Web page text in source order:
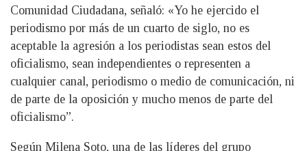
Comunidad Ciudadana, señaló: «Yo he ejercido el
periodismo por más de un cuarto de siglo, no es
aceptable la agresión a los periodistas sean estos del
oficialismo, sean independientes o representen a
cualquier canal, periodismo o medio de comunicación, ni
de parte de la oposición y mucho menos de parte del
oficialismo”.
Según Milena Soto, una de las líderes del grupo